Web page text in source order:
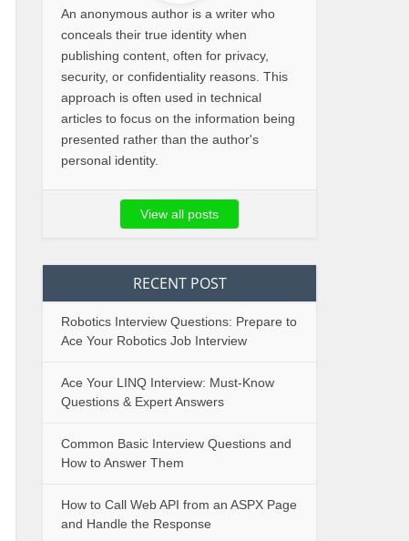
An anonymous author is a writer who
conceals their true identity when
publishing content, often for privacy,
security, or confidentiality reasons. This
approach is often used in technical
articles to focus on the information being
presented rather than the author's
personal identity.
View all posts
RECENT POST
Robotics Interview Questions: Prepare to
Ace Your Robotics Job Interview
Ace Your LINQ Interview: Must-Know
Questions & Expert Answers
Common Basic Interview Questions and
How to Answer Them
How to Call Web API from an ASPX Page
and Handle the Response